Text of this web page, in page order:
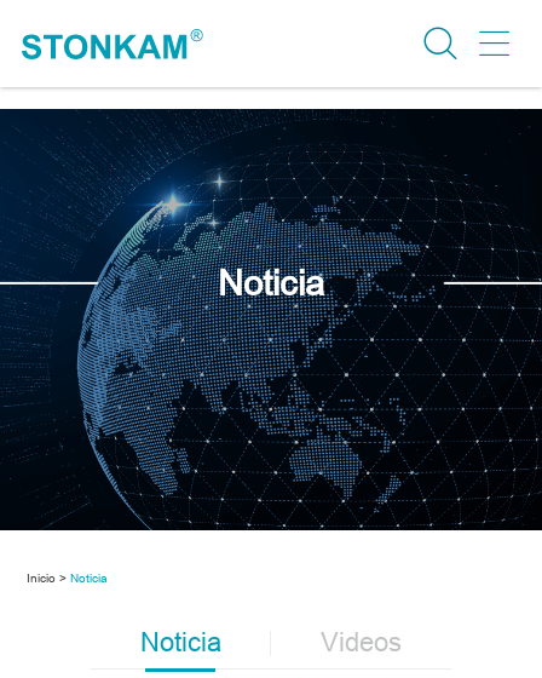
Noticia
Inicio > Noticia
Noticia Videos